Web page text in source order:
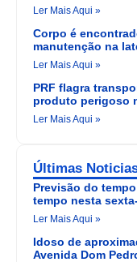
Ler Mais Aqui »
Corpo é
manutenção na
Ler Mais Aqui »
PRF flagra
produto perigoso
Ler Mais Aqui »
Últimas
Previsão do
tempo nesta
Ler Mais Aqui »
Idoso de
Avenida Dom